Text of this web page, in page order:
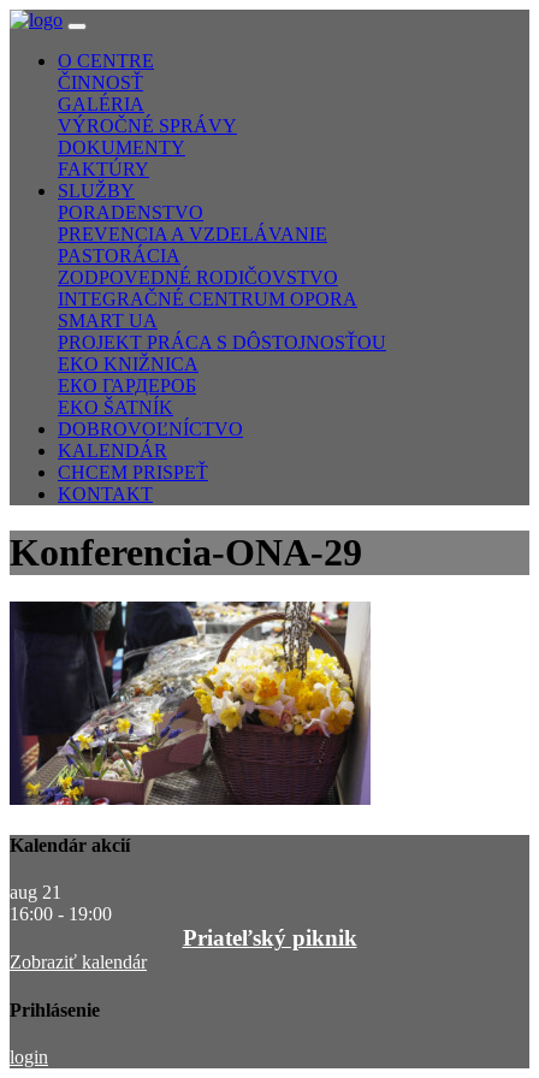
O CENTRE
ČINNOSŤ
GALÉRIA
VÝROČNÉ SPRÁVY
DOKUMENTY
FAKTÚRY
SLUŽBY
PORADENSTVO
PREVENCIA A VZDELÁVANIE
PASTORÁCIA
ZODPOVEDNÉ RODIČOVSTVO
INTEGRAČNÉ CENTRUM OPORA
SMART UA
PROJEKT PRÁCA S DÔSTOJNOSŤOU
EKO KNIŽNICA
ЕКО ГАРДЕРОБ
EKO ŠATNÍK
DOBROVOĽNÍCTVO
KALENDÁR
CHCEM PRISPEŤ
KONTAKT
Konferencia-ONA-29
Kalendár akcií
aug 21
16:00 - 19:00
Priateľský piknik
Zobraziť kalendár
Prihlásenie
login